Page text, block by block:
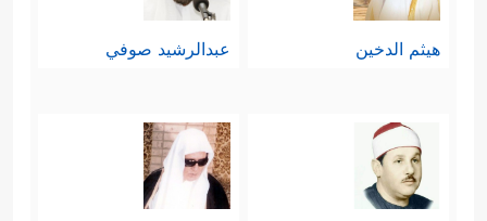
هيثم الدخين عبدالرشيد صوفي